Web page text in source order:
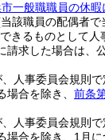
一般職職員の休暇
該職員の配偶者で
きるものとして
求した場合は
人事委員会規則
合を除き、 前条
人事委員会規則
合を除き、1月